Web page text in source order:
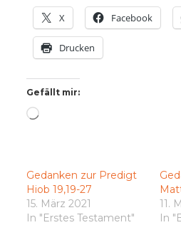
X Facebook
Drucken
Gefällt mir:
Wird
Gedanken zur Predigt
Hiob 19,19-27
15. März 2021
In "Erstes Testament"
11.
In